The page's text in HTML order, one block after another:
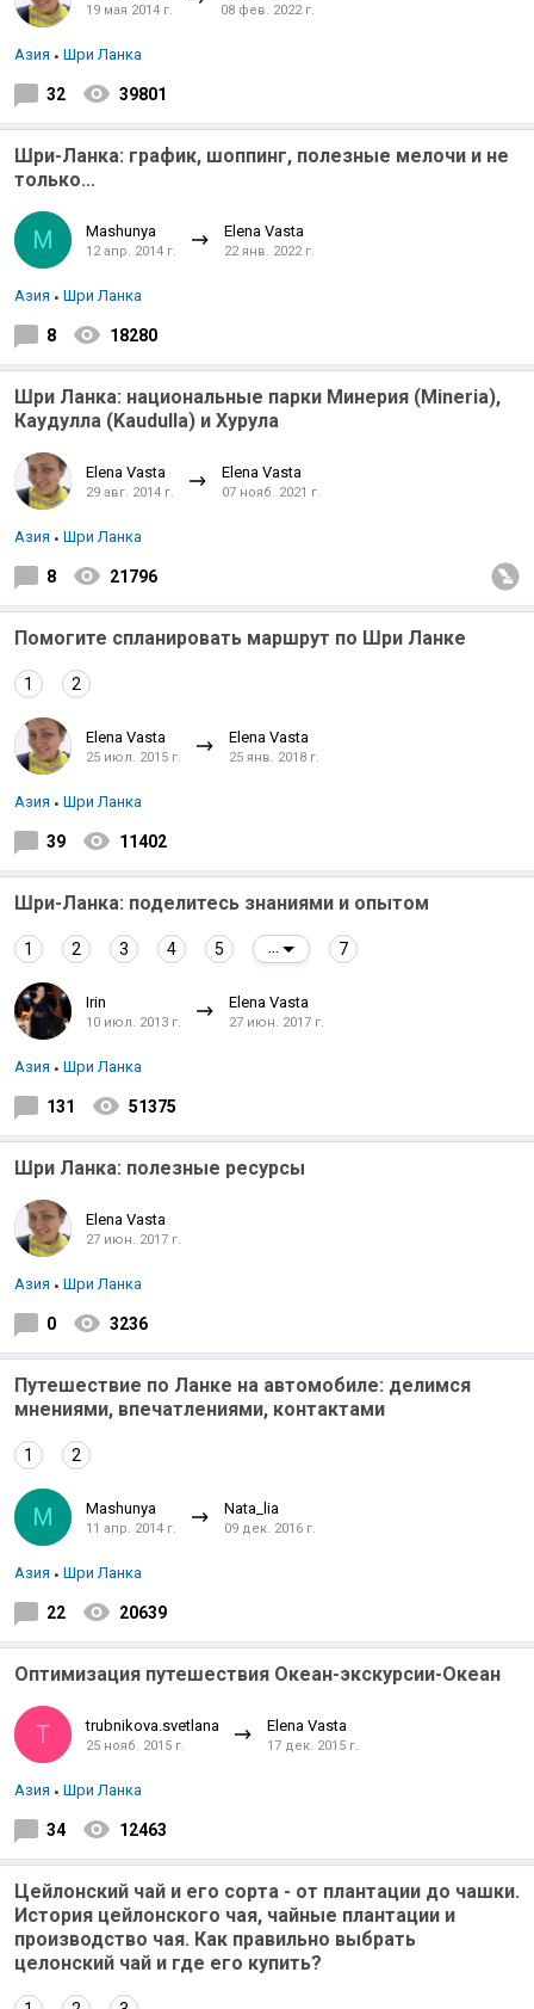
19 мая 2014 г. 08 фев. 2022 г.
Азия Шри Ланка
32 39801
Шри-Ланка: график, шоппинг, полезные мелочи и не
только...
M Mashunya
12 апр. 2014 г.
Elena Vasta
22 янв. 2022 г.
Азия Шри Ланка
8 18280
Шри Ланка: национальные парки Минерия (Mineria),
Каудулла (Kaudulla) и Хурула
Elena Vasta
29 авг. 2014 г.
Elena Vasta
07 нояб. 2021 г.
Азия Шри Ланка
8 21796
Помогите спланировать маршрут по Шри Ланке
1 2
Elena Vasta
25 июл. 2015 г.
Elena Vasta
25 янв. 2018 г.
Азия Шри Ланка
39 11402
Шри-Ланка: поделитесь знаниями и опытом
1 2 3 4 5 7
Irin
10 июл. 2013 г.
Elena Vasta
27 июн. 2017 г.
Азия Шри Ланка
131 51375
Шри Ланка: полезные ресурсы
Elena Vasta
27 июн. 2017 г.
Азия Шри Ланка
0 3236
Путешествие по Ланке на автомобиле: делимся
мнениями, впечатлениями, контактами
1 2
M Mashunya
11 апр. 2014 г.
Nata_lia
09 дек. 2016 г.
Азия Шри Ланка
22 20639
Оптимизация путешествия Океан-экскурсии-Океан
T trubnikova.svetlana
25 нояб. 2015 г.
Elena Vasta
17 дек. 2015 г.
Азия Шри Ланка
34 12463
Цейлонский чай и его сорта - от плантации до чашки.
История цейлонского чая, чайные плантации и
производство чая. Как правильно выбрать
целонский чай и где его купить?